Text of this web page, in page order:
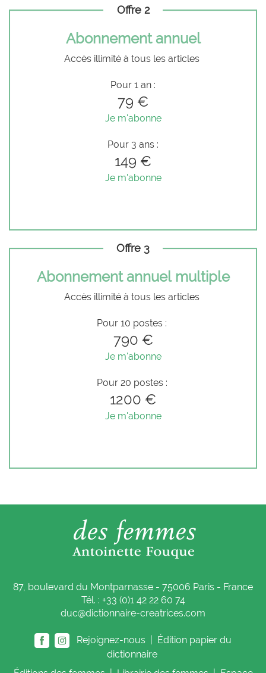
Offre 2
Abonnement annuel
Accès illimité à tous les articles
Pour 1 an :
79 €
Je m'abonne
Pour 3 ans :
149 €
Je m'abonne
Offre 3
Abonnement annuel multiple
Accès illimité à tous les articles
Pour 10 postes :
790 €
Je m'abonne
Pour 20 postes :
1200 €
Je m'abonne
87, boulevard du Montparnasse - 75006 Paris - France
Tél. : +33 (0)1 42 22 60 74
duc@dictionnaire-creatrices.com
Rejoignez-nous |
Édition papier du
dictionnaire